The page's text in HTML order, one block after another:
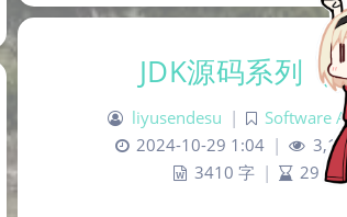
夜间模式
关闭 日落
JDK源码系列（
liyusendesu | Software
2024-10-29 1:04 |
3410 字 | 29 分